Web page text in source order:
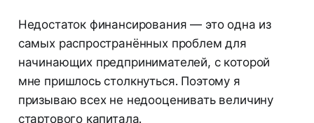
Недостаток финансирования — это одна из
самых распространённых проблем для
начинающих предпринимателей, с которой
мне пришлось столкнуться. Поэтому я
призываю всех не недооценивать величину
стартового капитала.